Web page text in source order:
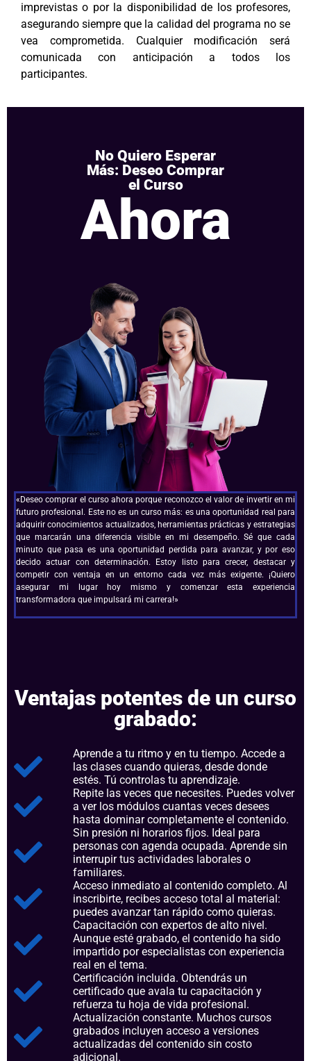
imprevistas o por la disponibilidad de los profesores,
asegurando siempre que la calidad del programa no se
vea comprometida. Cualquier modificación será
comunicada con anticipación a todos los
participantes.
No Quiero Esperar
Más: Deseo Comprar
el Curso
Ahora
«Deseo comprar el curso ahora porque reconozco el valor de invertir en mi
futuro profesional. Este no es un curso más: es una oportunidad real para
adquirir conocimientos actualizados, herramientas prácticas y estrategias
que marcarán una diferencia visible en mi desempeño. Sé que cada
minuto que pasa es una oportunidad perdida para avanzar, y por eso
decido actuar con determinación. Estoy listo para crecer, destacar y
competir con ventaja en un entorno cada vez más exigente. ¡Quiero
asegurar mi lugar hoy mismo y comenzar esta experiencia
transformadora que impulsará mi carrera!»
Ventajas potentes de un curso
grabado:
Aprende a tu ritmo y en tu tiempo. Accede a
las clases cuando quieras, desde donde
estés. Tú controlas tu aprendizaje.
Repite las veces que necesites. Puedes volver
a ver los módulos cuantas veces desees
hasta dominar completamente el contenido.
Sin presión ni horarios fijos. Ideal para
personas con agenda ocupada. Aprende sin
interrupir tus actividades laborales o
familiares.
Acceso inmediato al contenido completo. Al
inscribirte, recibes acceso total al material:
puedes avanzar tan rápido como quieras.
Capacitación con expertos de alto nivel.
Aunque esté grabado, el contenido ha sido
impartido por especialistas con experiencia
real en el tema.
Certificación incluida. Obtendrás un
certificado que avala tu capacitación y
refuerza tu hoja de vida profesional.
Actualización constante. Muchos cursos
grabados incluyen acceso a versiones
actualizadas del contenido sin costo
adicional.